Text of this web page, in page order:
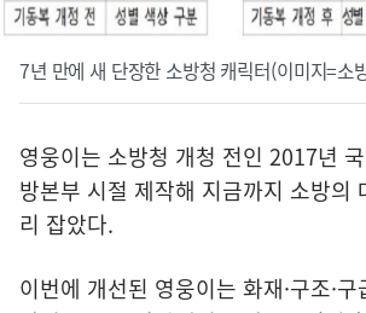
7년 만에 새 단장한 소방청 캐릭터(이미지=소
영웅이는 소방청 개청 전인 2017년
방본부 시절 제작해 지금까지 소방의
리 잡았다.
이번에 개선된 영웅이는 화재·구조·